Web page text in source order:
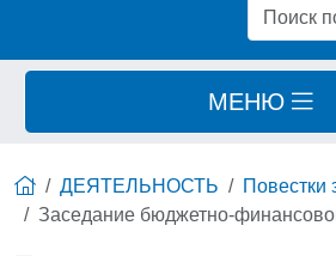
МЕНЮ
ДЕЯТЕЛЬНОСТЬ
Повестки
Заседание бюджетно-